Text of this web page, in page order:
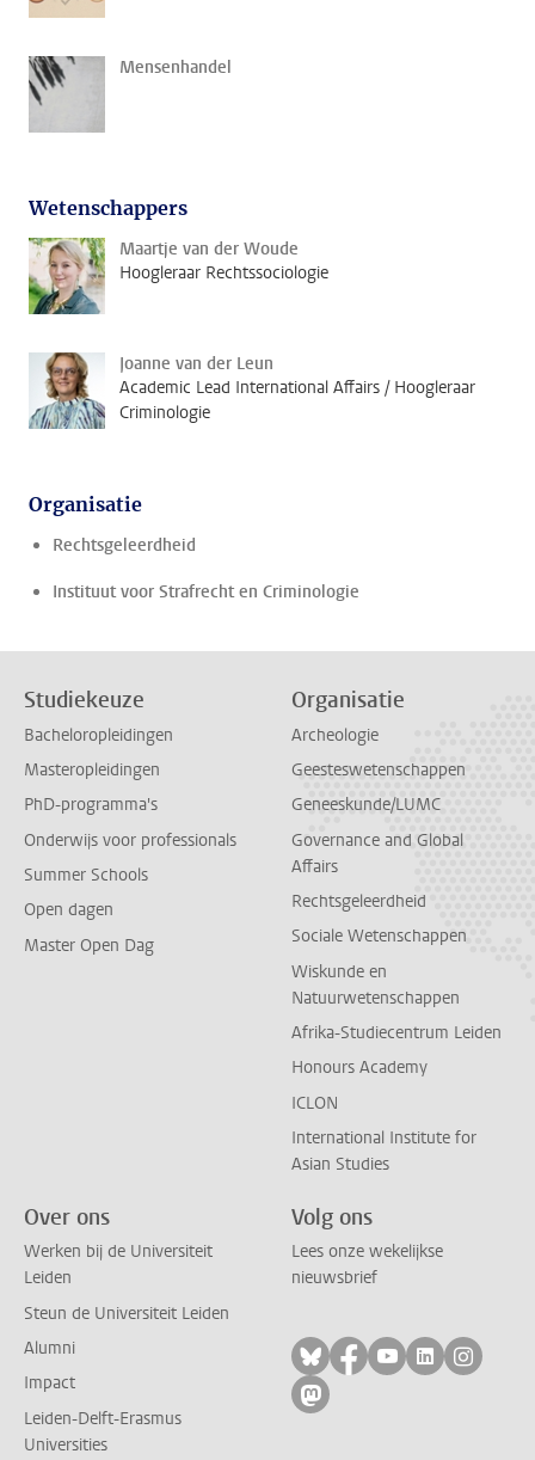
Mensenhandel
Wetenschappers
Maartje van der Woude
Hoogleraar Rechtssociologie
Joanne van der Leun
Academic Lead International Affairs / Hoogleraar
Criminologie
Organisatie
Rechtsgeleerdheid
Instituut voor Strafrecht en Criminologie
Studiekeuze
Bacheloropleidingen
Masteropleidingen
PhD-programma's
Onderwijs voor professionals
Summer Schools
Open dagen
Master Open Dag
Organisatie
Archeologie
Geesteswetenschappen
Geneeskunde/LUMC
Governance and Global
Affairs
Rechtsgeleerdheid
Sociale Wetenschappen
Wiskunde en
Natuurwetenschappen
Afrika-Studiecentrum Leiden
Honours Academy
ICLON
International Institute for
Asian Studies
Over ons
Werken bij de Universiteit
Leiden
Steun de Universiteit Leiden
Alumni
Impact
Leiden-Delft-Erasmus
Universities
Volg ons
Lees onze wekelijkse
nieuwsbrief
Volg ons op bluesky
Volg ons op
Volg ons op
Volg ons
Volg
Volg ons op mastodon